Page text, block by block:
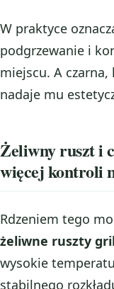
W praktyce
podgrzewanie i
miejscu. A
nadaje mu
Żeliwny ruszt i
więcej kontroli
Rdzeniem tego
żeliwne ruszty
wysokie
stabilnego